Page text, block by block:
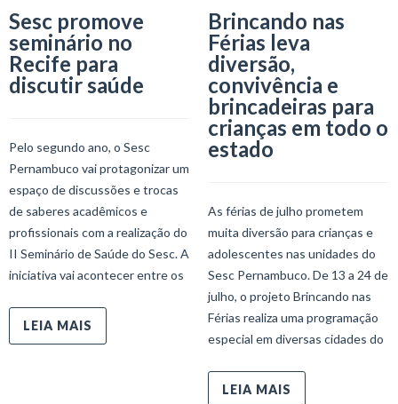
Sesc promove
seminário no
Recife para
discutir saúde
Pelo segundo ano, o Sesc
Pernambuco vai protagonizar um
espaço de discussões e trocas
de saberes acadêmicos e
profissionais com a realização do
II Seminário de Saúde do Sesc. A
iniciativa vai acontecer entre os
LEIA MAIS
Brincando nas
Férias leva
diversão,
convivência e
brincadeiras para
crianças em todo o
estado
As férias de julho prometem
muita diversão para crianças e
adolescentes nas unidades do
Sesc Pernambuco. De 13 a 24 de
julho, o projeto Brincando nas
Férias realiza uma programação
especial em diversas cidades do
LEIA MAIS